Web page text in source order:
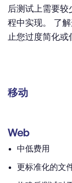
后测试上需要
程中实现。 了
止您过度简化或
移动
Web
中低费用
更标准化的文